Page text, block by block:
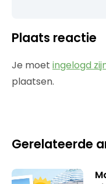
Plaats reactie
Je moet ingelogd
plaatsen.
Gerelateerde